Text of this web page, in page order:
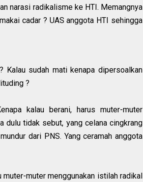
narasi radikalisme ke HTI. Memangnya
cadar ? UAS anggota HTI sehingga
sudah mati kenapa dipersoalkan
?
kalau berani, harus muter-muter
dulu tidak sebut, yang celana cingkrang
dari PNS. Yang ceramah anggota
muter menggunakan istilah radikal